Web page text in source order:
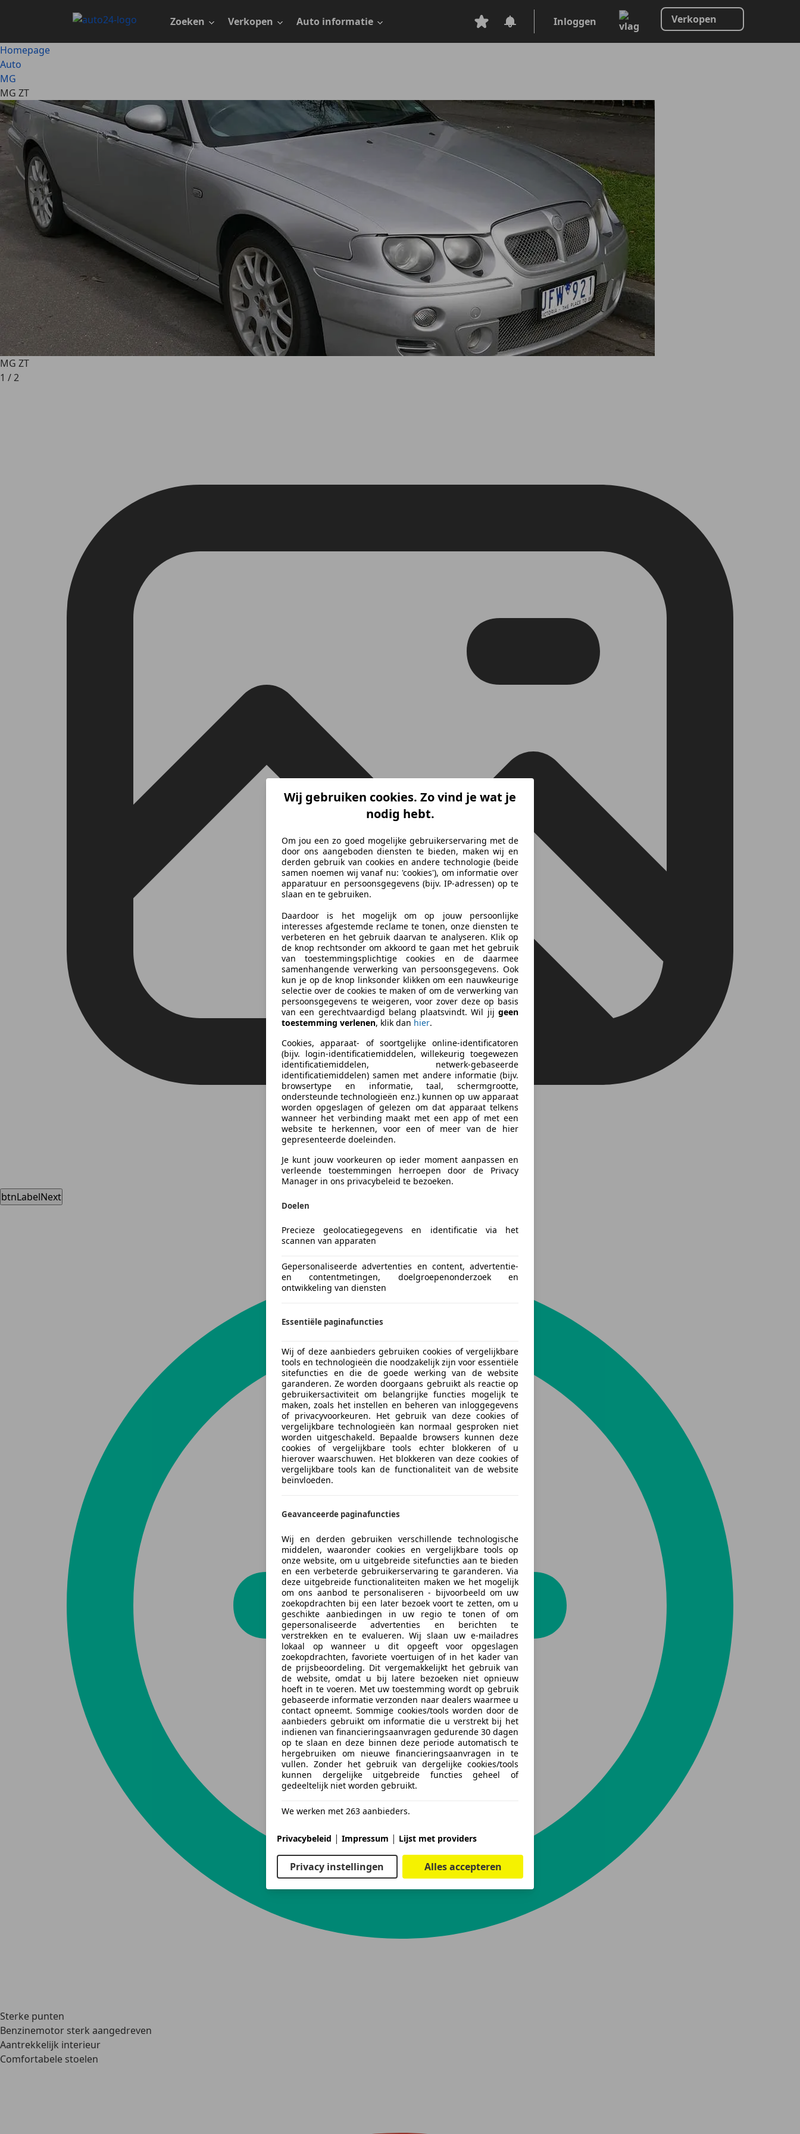
Zoeken Verkopen Auto informatie Inloggen Verkopen
Homepage
Auto
MG
MG ZT
MG ZT
1 /2
btnLabelNext
Sterke punten
Benzinemotor sterk aangedreven
Aantrekkelijk interieur
Comfortabele stoelen
Wij gebruiken cookies. Zo vind je wat je
nodig hebt.
Om jou een zo goed mogelijke gebruikerservaring met de
door ons aangeboden diensten te bieden, maken wij en
derden gebruik van cookies en andere technologie (beide
samen noemen wij vanaf nu: 'cookies'), om informatie over
apparatuur en persoonsgegevens (bijv. IP-adressen) op te
slaan en te gebruiken.
Daardoor is het mogelijk om op jouw persoonlijke
interesses afgestemde reclame te tonen, onze diensten te
verbeteren en het gebruik daarvan te analyseren. Klik op
de knop rechtsonder om akkoord te gaan met het gebruik
van toestemmingsplichtige cookies en de daarmee
samenhangende verwerking van persoonsgegevens. Ook
kun je op de knop linksonder klikken om een nauwkeurige
selectie over de cookies te maken of om de verwerking van
persoonsgegevens te weigeren, voor zover deze op basis
van een gerechtvaardigd belang plaatsvindt. Wil jij geen
toestemming verlenen, klik dan hier.
Cookies, apparaat- of soortgelijke online-identificatoren
(bijv. login-identificatiemiddelen, willekeurig toegewezen
identificatiemiddelen, netwerk-gebaseerde
identificatiemiddelen) samen met andere informatie (bijv.
browsertype en informatie, taal, schermgrootte,
ondersteunde technologieën enz.) kunnen op uw apparaat
worden opgeslagen of gelezen om dat apparaat telkens
wanneer het verbinding maakt met een app of met een
website te herkennen, voor een of meer van de hier
gepresenteerde doeleinden.
Je kunt jouw voorkeuren op ieder moment aanpassen en
verleende toestemmingen herroepen door de Privacy
Manager in ons privacybeleid te bezoeken.
Doelen
Precieze geolocatiegegevens en identificatie via het
scannen van apparaten
Gepersonaliseerde advertenties en content, advertentie-
en contentmetingen, doelgroepenonderzoek en
ontwikkeling van diensten
Essentiële paginafuncties
Wij of deze aanbieders gebruiken cookies of vergelijkbare
tools en technologieën die noodzakelijk zijn voor essentiële
sitefuncties en die de goede werking van de website
garanderen. Ze worden doorgaans gebruikt als reactie op
gebruikersactiviteit om belangrijke functies mogelijk te
maken, zoals het instellen en beheren van inloggegevens
of privacyvoorkeuren. Het gebruik van deze cookies of
vergelijkbare technologieën kan normaal gesproken niet
worden uitgeschakeld. Bepaalde browsers kunnen deze
cookies of vergelijkbare tools echter blokkeren of u
hierover waarschuwen. Het blokkeren van deze cookies of
vergelijkbare tools kan de functionaliteit van de website
beïnvloeden.
Geavanceerde paginafuncties
Wij en derden gebruiken verschillende technologische
middelen, waaronder cookies en vergelijkbare tools op
onze website, om u uitgebreide sitefuncties aan te bieden
en een verbeterde gebruikerservaring te garanderen. Via
deze uitgebreide functionaliteiten maken we het mogelijk
om ons aanbod te personaliseren - bijvoorbeeld om uw
zoekopdrachten bij een later bezoek voort te zetten, om u
geschikte aanbiedingen in uw regio te tonen of om
gepersonaliseerde advertenties en berichten te
verstrekken en te evalueren. Wij slaan uw e-mailadres
lokaal op wanneer u dit opgeeft voor opgeslagen
zoekopdrachten, favoriete voertuigen of in het kader van
de prijsbeoordeling. Dit vergemakkelijkt het gebruik van
de website, omdat u bij latere bezoeken niet opnieuw
hoeft in te voeren. Met uw toestemming wordt op gebruik
gebaseerde informatie verzonden naar dealers waarmee u
contact opneemt. Sommige cookies/tools worden door de
aanbieders gebruikt om informatie die u verstrekt bij het
indienen van financieringsaanvragen gedurende 30 dagen
op te slaan en deze binnen deze periode automatisch te
hergebruiken om nieuwe financieringsaanvragen in te
vullen. Zonder het gebruik van dergelijke cookies/tools
kunnen dergelijke uitgebreide functies geheel of
gedeeltelijk niet worden gebruikt.
We werken met 263 aanbieders.
Privacybeleid | Impressum | Lijst met providers
Privacy instellingen Alles accepteren